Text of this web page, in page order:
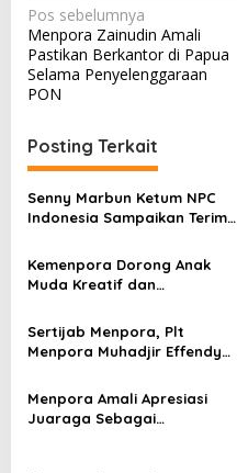
N
a
v
i
g
a
s
i
p
o
s
Pos sebelumnya
Menpora Zainudin Amali
Pastikan Berkantor di Papua
Selama Penyelenggaraan
PON
Posting Terkait
Senny Marbun Ketum NPC
Indonesia Sampaikan Terima
Atas Dukungan Penuhnya
Kemenpora Dorong Anak
Muda Kreatif dan
Internasional
Sertijab Menpora, Plt
Menpora Muhadjir Effendy
Berjalan dengan Baik
Menpora Amali Apresiasi
Juaraga Sebagai